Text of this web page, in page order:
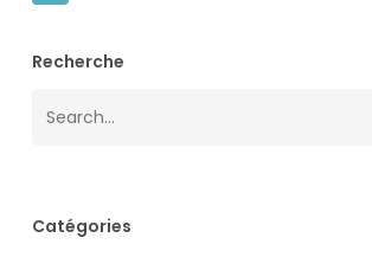
Recherche
Catégories